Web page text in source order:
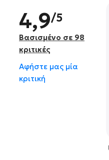
4,9/5
Βασισμένο σε 98
κριτικές
Αφήστε μας μία
κριτική